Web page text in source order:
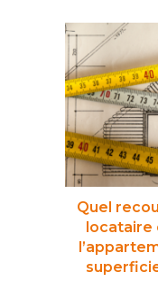
Quel
locataire